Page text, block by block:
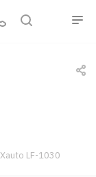
LF-1030